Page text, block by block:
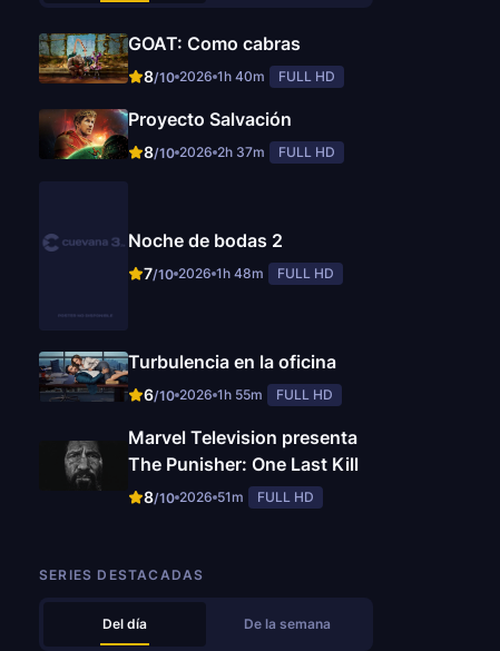
GOAT: Como cabras
8/10 2026 1h 40m FULL HD
Proyecto Salvación
8/10 2026 2h 37m FULL HD
Noche de bodas 2
7/10 2026 1h 48m FULL HD
Turbulencia en la oficina
6/10 2026 1h 55m FULL HD
Marvel Television presenta
The Punisher: One Last Kill
8/10 2026 51m FULL HD
SERIES DESTACADAS
Del día De la semana